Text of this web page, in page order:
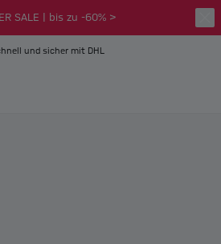
SALE | bis zu -60% >
und sicher mit DHL